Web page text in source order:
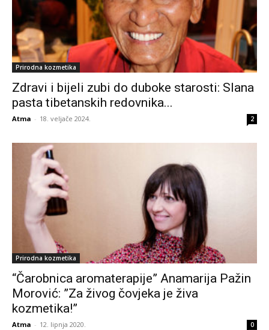
Prirodna kozmetika
Zdravi i bijeli zubi do duboke starosti: Slana
pasta tibetanskih redovnika...
Atma - 18. veljače 2024. 2
Prirodna kozmetika
“Čarobnica aromaterapije” Anamarija Pažin
Morović: ”Za živog čovjeka je živa
kozmetika!”
Atma - 12. lipnja 2020. 0